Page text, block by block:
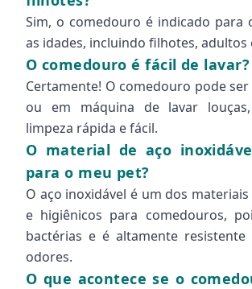
Sim, o comedouro é indicado para
as idades, incluindo filhotes, adultos
O comedouro é fácil de lavar?
Certamente! O comedouro pode
ou em máquina de lavar
limpeza rápida e fácil.
O material de aço
para o meu pet?
O aço inoxidável é um dos
e higiênicos para comedouros,
bactérias e é altamente resistente
odores.
O que acontece se o